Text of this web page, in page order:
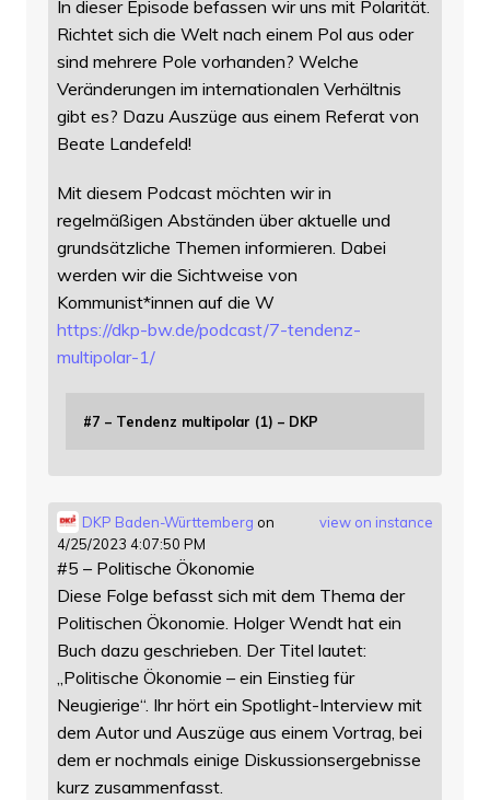
In dieser Episode befassen wir uns mit Polarität.
Richtet sich die Welt nach einem Pol aus oder
sind mehrere Pole vorhanden? Welche
Veränderungen im internationalen Verhältnis
gibt es? Dazu Auszüge aus einem Referat von
Beate Landefeld!
Mit diesem Podcast möchten wir in
regelmäßigen Abständen über aktuelle und
grundsätzliche Themen informieren. Dabei
werden wir die Sichtweise von
Kommunist*innen auf die W
https://dkp-bw.de/podcast/7-tendenz-
multipolar-1/
#7 – Tendenz multipolar (1) – DKP
view on instance
DKP Baden-Württemberg on
4/25/2023 4:07:50 PM
#5 – Politische Ökonomie
Diese Folge befasst sich mit dem Thema der
Politischen Ökonomie. Holger Wendt hat ein
Buch dazu geschrieben. Der Titel lautet:
„Politische Ökonomie – ein Einstieg für
Neugierige“. Ihr hört ein Spotlight-Interview mit
dem Autor und Auszüge aus einem Vortrag, bei
dem er nochmals einige Diskussionsergebnisse
kurz zusammenfasst.